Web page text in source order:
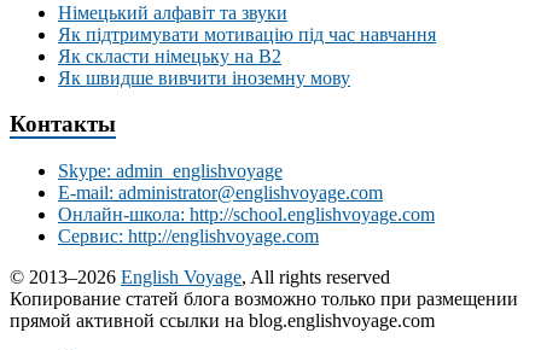
Німецький алфавіт та звуки
Як підтримувати мотивацію під час навчання
Як скласти німецьку на В2
Як швидше вивчити іноземну мову
Контакты
Skype: admin_englishvoyage
E-mail: administrator@englishvoyage.com
Онлайн-школа: http://school.englishvoyage.com
Сервис: http://englishvoyage.com
© 2013–2026 English Voyage, All rights reserved
Копирование статей блога возможно только при размещении
прямой активной ссылки на blog.englishvoyage.com